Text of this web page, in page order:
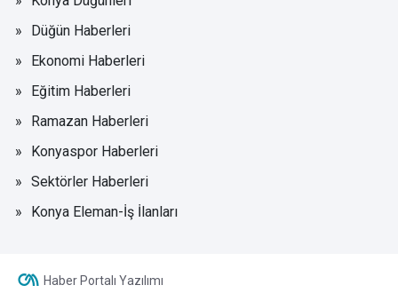
Düğün Haberleri
Ekonomi Haberleri
Eğitim Haberleri
Ramazan Haberleri
Konyaspor Haberleri
Sektörler Haberleri
Konya Eleman-İş İlanları
Haber Portalı Yazılımı